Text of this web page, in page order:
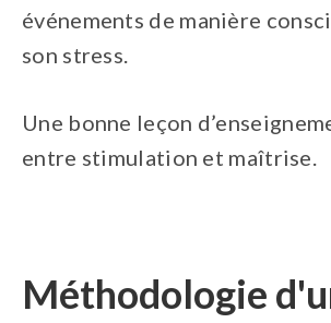
événements de manière
son stress.
Une bonne leçon
entre stimulation et maîtrise.
Méthodologie